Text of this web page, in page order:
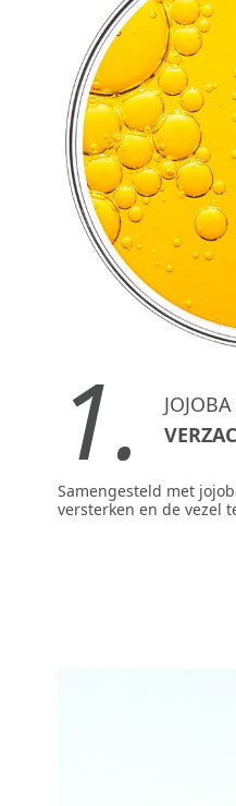
1.
Samengesteld met
versterken en de vezel